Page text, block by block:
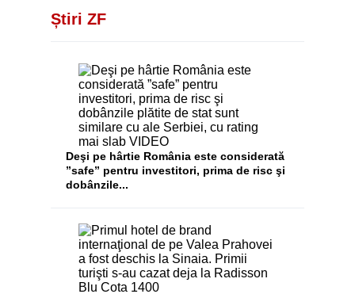
Știri ZF
Deşi pe hârtie România este considerată
”safe” pentru investitori, prima de risc şi
dobânzile...